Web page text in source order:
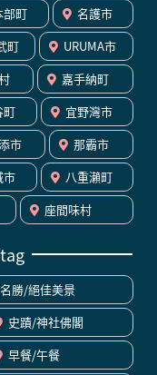
部町
名護市
町
URUMA市
嘉手納町
町
宜野灣市
市
那霸市
市
八重瀨町
座間味村
名勝/絕佳美景
史蹟/神社佛閣
早餐/午餐